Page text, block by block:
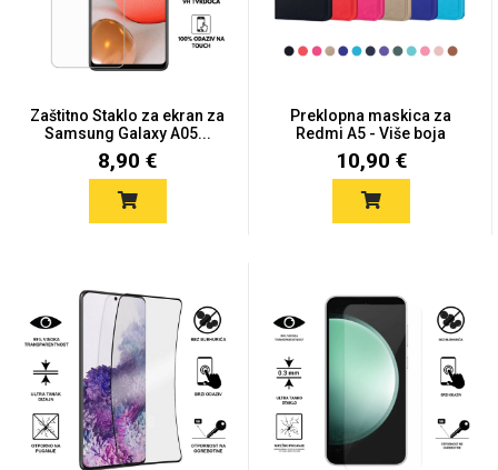
Zaštitno Staklo za ekran za
Samsung Galaxy A05...
8,90 €
Preklopna maskica za
Redmi A5 - Više boja
10,90 €